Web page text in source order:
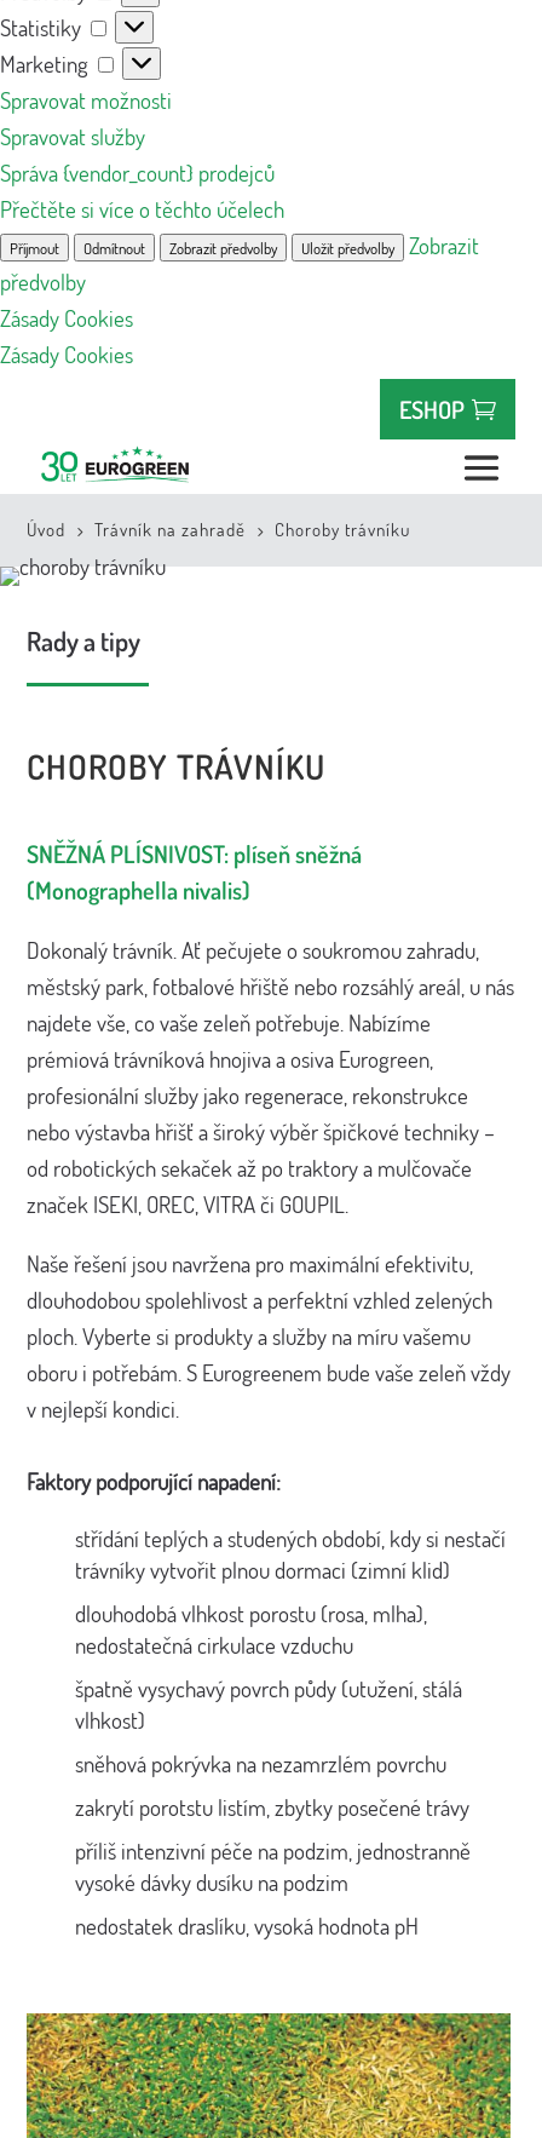
Statistiky
Statistiky
Marketing
Marketing
Spravovat možnosti
Spravovat služby
Správa {vendor_count} prodejců
Přečtěte si více o těchto účelech
Příjmout Odmítnout Zobrazit předvolby Uložit předvolby
Zobrazit
předvolby
Zásady Cookies
Zásady Cookies
ESHOP
Úvod 5 Trávník na zahradě 5 Choroby trávníku
Rady a tipy
CHOROBY TRÁVNÍKU
SNĚŽNÁ PLÍSNIVOST: plíseň sněžná
(Monographella nivalis)
Dokonalý trávník. Ať pečujete o soukromou zahradu,
městský park, fotbalové hřiště nebo rozsáhlý areál, u nás
najdete vše, co vaše zeleň potřebuje. Nabízíme
prémiová trávníková hnojiva a osiva Eurogreen,
profesionální služby jako regenerace, rekonstrukce
nebo výstavba hřišť a široký výběr špičkové techniky –
od robotických sekaček až po traktory a mulčovače
značek ISEKI, OREC, VITRA či GOUPIL.
Naše řešení jsou navržena pro maximální efektivitu,
dlouhodobou spolehlivost a perfektní vzhled zelených
ploch. Vyberte si produkty a služby na míru vašemu
oboru i potřebám. S Eurogreenem bude vaše zeleň vždy
v nejlepší kondici.
Faktory podporující napadení:
střídání teplých a studených období, kdy si nestačí
trávníky vytvořit plnou dormaci (zimní klid)
dlouhodobá vlhkost porostu (rosa, mlha),
nedostatečná cirkulace vzduchu
špatně vysychavý povrch půdy (utužení, stálá
vlhkost)
sněhová pokrývka na nezamrzlém povrchu
zakrytí porotstu listím, zbytky posečené trávy
příliš intenzivní péče na podzim, jednostranně
vysoké dávky dusíku na podzim
nedostatek draslíku, vysoká hodnota pH